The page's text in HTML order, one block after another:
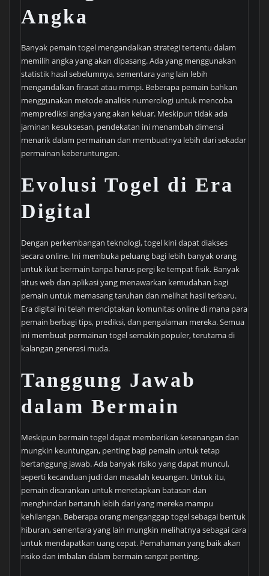
Angka
Banyak pemain togel mengandalkan strategi tertentu dalam
memilih angka yang akan dipasang. Ada yang menggunakan
statistik hasil sebelumnya, sementara yang lain lebih
mengandalkan firasat atau mimpi. Beberapa pemain bahkan
menggunakan metode analisis numerologi untuk mencoba
memprediksi angka yang akan keluar. Meskipun tidak ada
jaminan kesuksesan, pendekatan ini menambah dimensi
menarik dalam permainan dan membuatnya lebih dari sekadar
permainan keberuntungan.
Evolusi Togel di Era
Digital
Dengan perkembangan teknologi, togel kini dapat diakses
secara online. Ini membuka peluang bagi lebih banyak orang
untuk ikut bermain tanpa harus pergi ke tempat fisik. Banyak
situs web dan aplikasi yang menawarkan kemudahan bagi
pemain untuk memasang taruhan dan melihat hasil terbaru.
Era digital ini telah menciptakan komunitas online di mana para
pemain berbagi tips, prediksi, dan pengalaman mereka. Semua
ini membuat permainan togel semakin populer, terutama di
kalangan generasi muda.
Tanggung Jawab
dalam Bermain
Meskipun bermain togel dapat memberikan kesenangan dan
mungkin keuntungan, penting bagi pemain untuk tetap
bertanggung jawab. Ada banyak risiko yang dapat muncul,
seperti kecanduan judi dan masalah keuangan. Untuk itu,
pemain disarankan untuk menetapkan batasan dan
menghindari bertaruh lebih dari yang mereka mampu
kehilangan. Beberapa orang menganggap togel sebagai bentuk
hiburan, sementara yang lain mungkin melihatnya sebagai cara
untuk mendapatkan uang cepat. Pemahaman yang baik akan
risiko dan imbalan dalam bermain sangat penting.